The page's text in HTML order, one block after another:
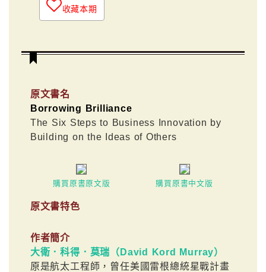
收藏本期
原文書名
Borrowing Brilliance
The Six Steps to Business Innovation by
Building on the Ideas of Others
購買原書原文版 購買原書中文版
原文書特色
作者簡介
大衛．科得．莫瑞（David Kord Murray）
原是航太工程師，曾任美國雷根總統星戰計畫